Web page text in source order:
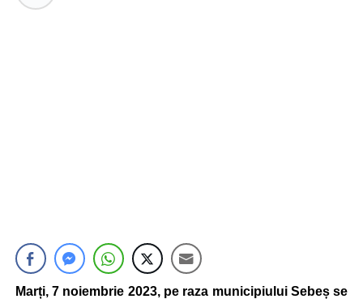
Marți, 7 noiembrie 2023, pe raza municipiului Sebeș se